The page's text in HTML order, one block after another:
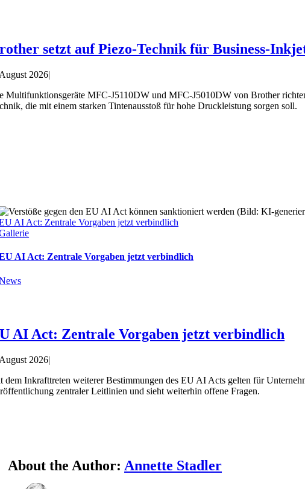
setzt auf Piezo-Technik für Business-
2026|
Multifunktionsgeräte MFC-J5110DW und MFC-J5010DW von Brother
die mit einem starken Tintenausstoß für hohe Druckleistung sorgen soll.
AI Act: Zentrale Vorgaben jetzt verbindlich
AI Act: Zentrale Vorgaben jetzt verbindlich
AI Act: Zentrale Vorgaben jetzt verbindlich
2026|
dem Inkrafttreten weiterer Bestimmungen des EU AI Acts gelten für
zentraler Leitlinien und sieht weiterhin offene Fragen.
About the Author: Annette Stadler